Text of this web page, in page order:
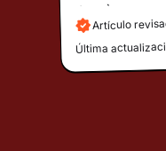
Artículo
Última